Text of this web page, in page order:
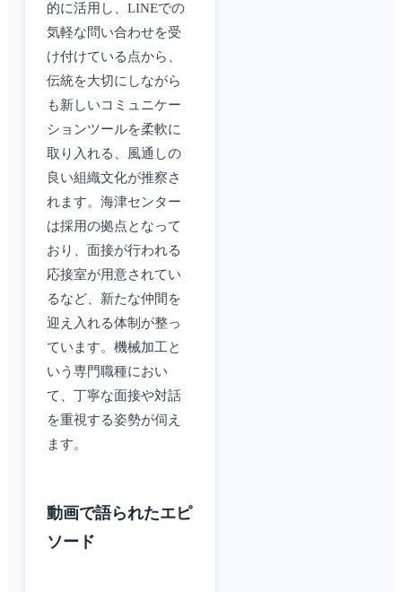
的に活用し、LINEでの
気軽な問い合わせを受
け付けている点から、
伝統を大切にしながら
も新しいコミュニケー
ションツールを柔軟に
取り入れる、風通しの
良い組織文化が推察さ
れます。海津センター
は採用の拠点となって
おり、面接が行われる
応接室が用意されてい
るなど、新たな仲間を
迎え入れる体制が整っ
ています。機械加工と
いう専門職種におい
て、丁寧な面接や対話
を重視する姿勢が伺え
ます。
動画で語られたエピ
ソード